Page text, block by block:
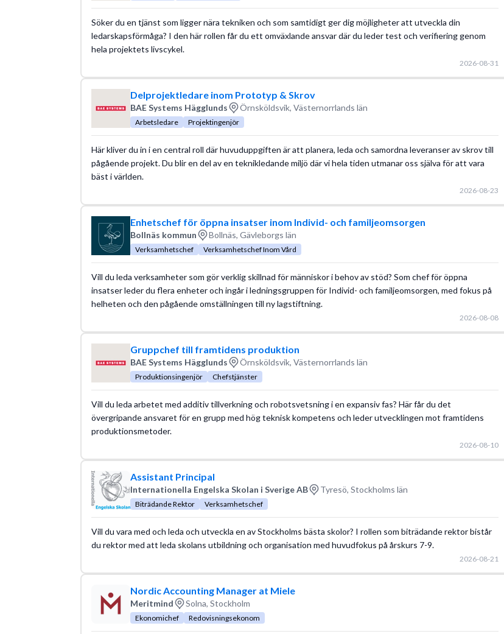
Söker du en tjänst som ligger nära tekniken och som samtidigt ger dig möjligheter att utveckla din
ledarskapsförmåga? I den här rollen får du ett omväxlande ansvar där du leder test och verifiering genom
hela projektets livscykel.
2026-08-31
Delprojektledare inom Prototyp & Skrov
BAE Systems Hägglunds Örnsköldsvik, Västernorrlands län
Arbetsledare Projektingenjör
Här kliver du in i en central roll där huvuduppgiften är att planera, leda och samordna leveranser av skrov till
pågående projekt. Du blir en del av en teknikledande miljö där vi hela tiden utmanar oss själva för att vara
bäst i världen.
2026-08-23
Enhetschef för öppna insatser inom Individ- och familjeomsorgen
Bollnäs kommun Bollnäs, Gävleborgs län
Verksamhetschef Verksamhetschef Inom Vård
Vill du leda verksamheter som gör verklig skillnad för människor i behov av stöd? Som chef för öppna
insatser leder du flera enheter och ingår i ledningsgruppen för Individ- och familjeomsorgen, med fokus på
helheten och den pågående omställningen till ny lagstiftning.
2026-08-08
Gruppchef till framtidens produktion
BAE Systems Hägglunds Örnsköldsvik, Västernorrlands län
Produktionsingenjör Chefstjänster
Vill du leda arbetet med additiv tillverkning och robotsvetsning i en expansiv fas? Här får du det
övergripande ansvaret för en grupp med hög teknisk kompetens och leder utvecklingen mot framtidens
produktionsmetoder.
2026-08-10
Assistant Principal
Internationella Engelska Skolan i Sverige AB Tyresö, Stockholms län
Biträdande Rektor Verksamhetschef
Vill du vara med och leda och utveckla en av Stockholms bästa skolor? I rollen som biträdande rektor bistår
du rektor med att leda skolans utbildning och organisation med huvudfokus på årskurs 7-9.
2026-08-21
Nordic Accounting Manager at Miele
Meritmind Solna, Stockholm
Ekonomichef Redovisningsekonom